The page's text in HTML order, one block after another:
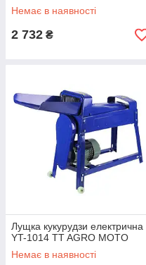
Немає в наявності
2 732 ₴
Лущка кукурудзи електрична
YT-1014 TT AGRO MOTO
Немає в наявності